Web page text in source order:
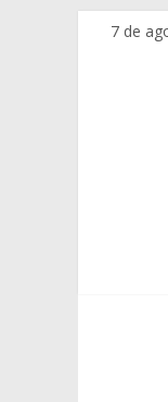
Saltar
7 de